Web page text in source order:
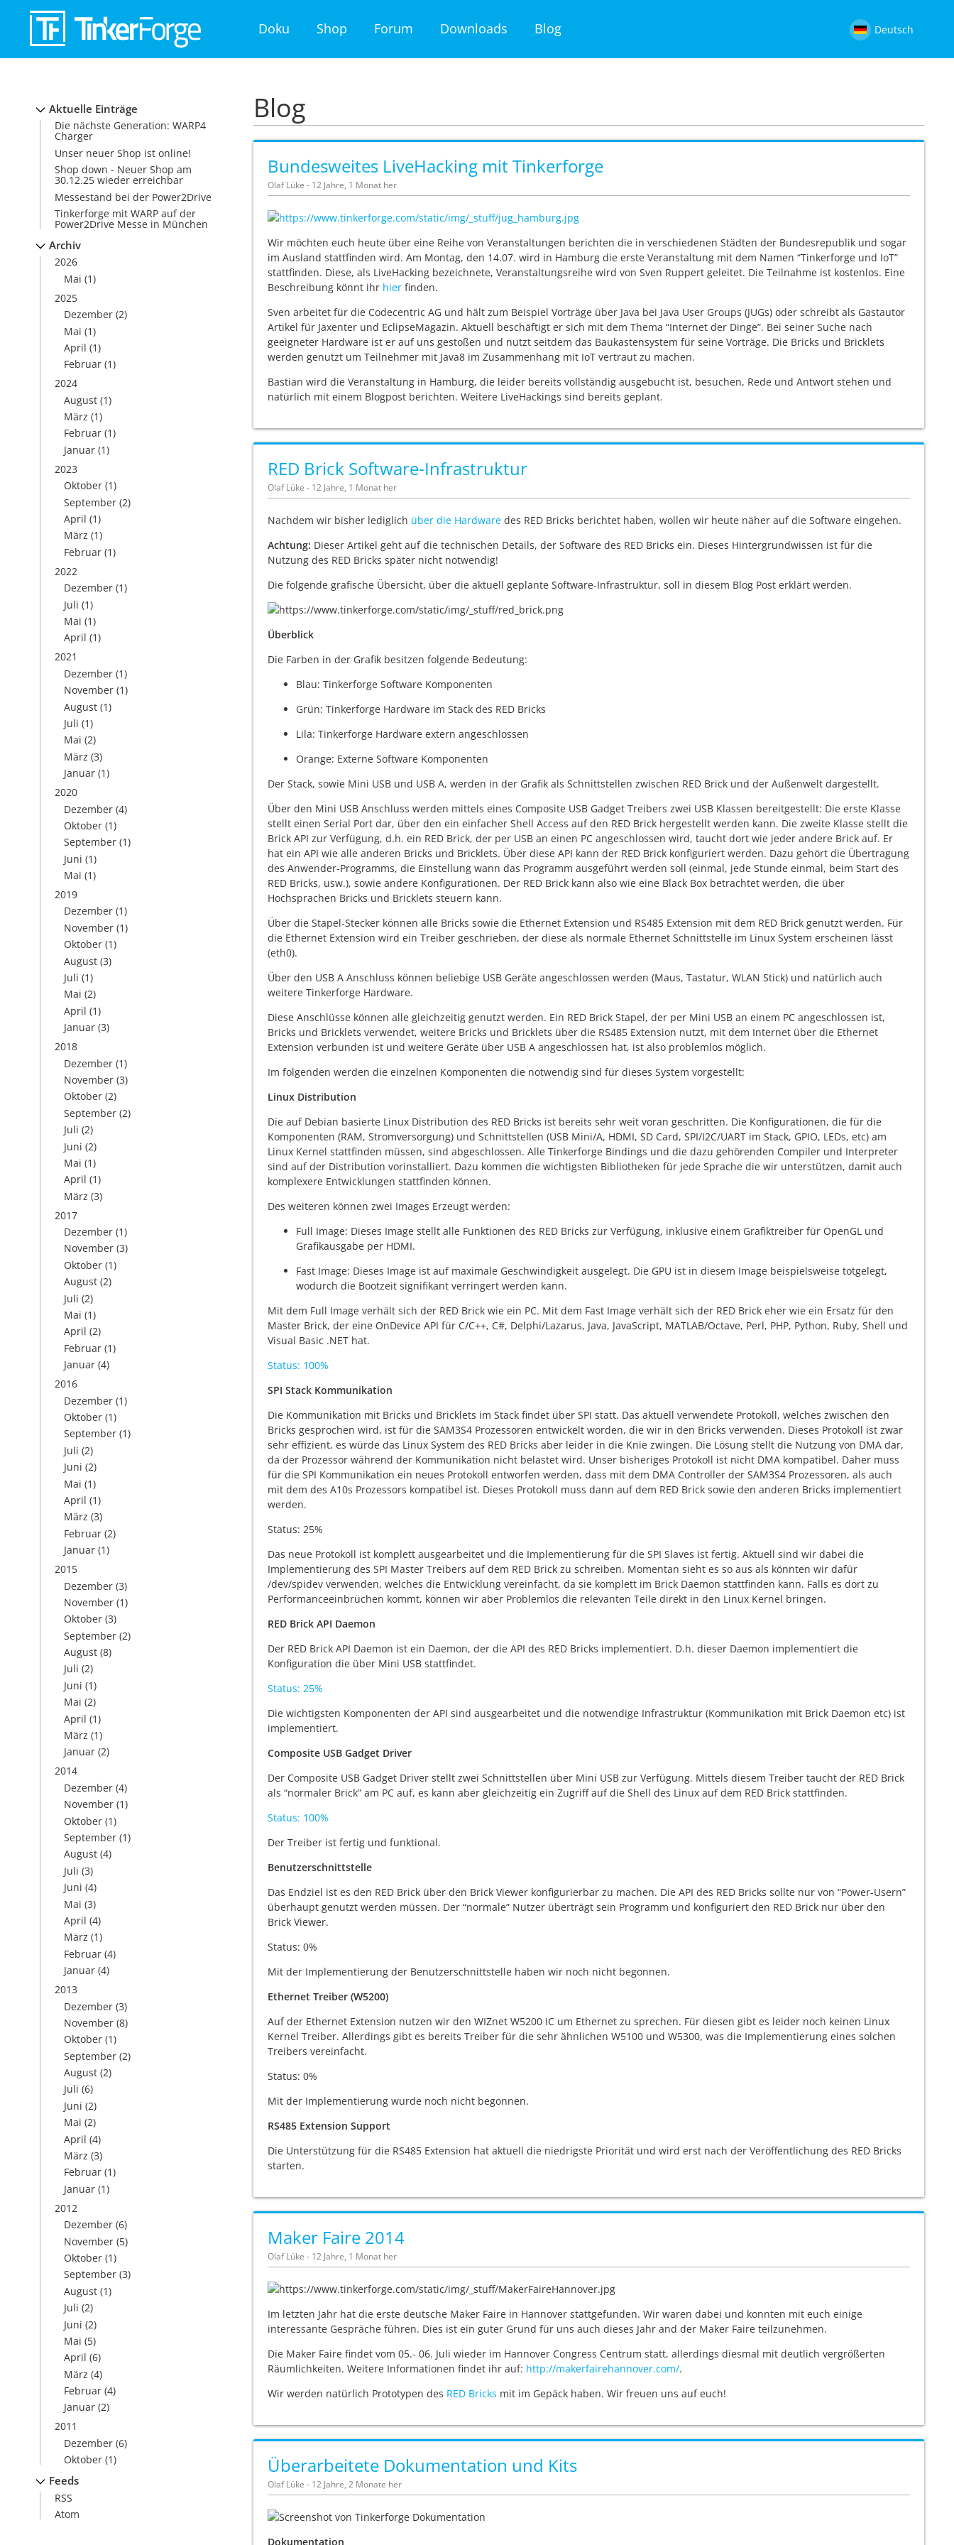
Doku Shop Forum Downloads Blog Deutsch
Aktuelle Einträge
Die nächste Generation: WARP4
Charger
Unser neuer Shop ist online!
Shop down - Neuer Shop am
30.12.25 wieder erreichbar
Messestand bei der Power2Drive
Tinkerforge mit WARP auf der
Power2Drive Messe in München
Archiv
2026
Mai (1)
2025
Dezember (2)
Mai (1)
April (1)
Februar (1)
2024
August (1)
März (1)
Februar (1)
Januar (1)
2023
Oktober (1)
September (2)
April (1)
März (1)
Februar (1)
2022
Dezember (1)
Juli (1)
Mai (1)
April (1)
2021
Dezember (1)
November (1)
August (1)
Juli (1)
Mai (2)
März (3)
Januar (1)
2020
Dezember (4)
Oktober (1)
September (1)
Juni (1)
Mai (1)
2019
Dezember (1)
November (1)
Oktober (1)
August (3)
Juli (1)
Mai (2)
April (1)
Januar (3)
2018
Dezember (1)
November (3)
Oktober (2)
September (2)
Juli (2)
Juni (2)
Mai (1)
April (1)
März (3)
2017
Dezember (1)
November (3)
Oktober (1)
August (2)
Juli (2)
Mai (1)
April (2)
Februar (1)
Januar (4)
2016
Dezember (1)
Oktober (1)
September (1)
Juli (2)
Juni (2)
Mai (1)
April (1)
März (3)
Februar (2)
Januar (1)
2015
Dezember (3)
November (1)
Oktober (3)
September (2)
August (8)
Juli (2)
Juni (1)
Mai (2)
April (1)
März (1)
Januar (2)
2014
Dezember (4)
November (1)
Oktober (1)
September (1)
August (4)
Juli (3)
Juni (4)
Mai (3)
April (4)
März (1)
Februar (4)
Januar (4)
2013
Dezember (3)
November (8)
Oktober (1)
September (2)
August (2)
Juli (6)
Juni (2)
Mai (2)
April (4)
März (3)
Februar (1)
Januar (1)
2012
Dezember (6)
November (5)
Oktober (1)
September (3)
August (1)
Juli (2)
Juni (2)
Mai (5)
April (6)
März (4)
Februar (4)
Januar (2)
2011
Dezember (6)
Oktober (1)
Feeds
RSS
Atom
Blog
Bundesweites LiveHacking mit Tinkerforge
Olaf Lüke - 12 Jahre, 1 Monat her
Wir möchten euch heute über eine Reihe von Veranstaltungen berichten die in verschiedenen Städten der Bundesrepublik und sogar
im Ausland stattfinden wird. Am Montag, den 14.07. wird in Hamburg die erste Veranstaltung mit dem Namen “Tinkerforge und IoT”
stattfinden. Diese, als LiveHacking bezeichnete, Veranstaltungsreihe wird von Sven Ruppert geleitet. Die Teilnahme ist kostenlos. Eine
Beschreibung könnt ihr hier finden.
Sven arbeitet für die Codecentric AG und hält zum Beispiel Vorträge über Java bei Java User Groups (JUGs) oder schreibt als Gastautor
Artikel für Jaxenter und EclipseMagazin. Aktuell beschäftigt er sich mit dem Thema “Internet der Dinge”. Bei seiner Suche nach
geeigneter Hardware ist er auf uns gestoßen und nutzt seitdem das Baukastensystem für seine Vorträge. Die Bricks und Bricklets
werden genutzt um Teilnehmer mit Java8 im Zusammenhang mit IoT vertraut zu machen.
Bastian wird die Veranstaltung in Hamburg, die leider bereits vollständig ausgebucht ist, besuchen, Rede und Antwort stehen und
natürlich mit einem Blogpost berichten. Weitere LiveHackings sind bereits geplant.
RED Brick Software-Infrastruktur
Olaf Lüke - 12 Jahre, 1 Monat her
Nachdem wir bisher lediglich über die Hardware des RED Bricks berichtet haben, wollen wir heute näher auf die Software eingehen.
Achtung: Dieser Artikel geht auf die technischen Details, der Software des RED Bricks ein. Dieses Hintergrundwissen ist für die
Nutzung des RED Bricks später nicht notwendig!
Die folgende grafische Übersicht, über die aktuell geplante Software-Infrastruktur, soll in diesem Blog Post erklärt werden.
Überblick
Die Farben in der Grafik besitzen folgende Bedeutung:
Blau: Tinkerforge Software Komponenten
Grün: Tinkerforge Hardware im Stack des RED Bricks
Lila: Tinkerforge Hardware extern angeschlossen
Orange: Externe Software Komponenten
Der Stack, sowie Mini USB und USB A, werden in der Grafik als Schnittstellen zwischen RED Brick und der Außenwelt dargestellt.
Über den Mini USB Anschluss werden mittels eines Composite USB Gadget Treibers zwei USB Klassen bereitgestellt: Die erste Klasse
stellt einen Serial Port dar, über den ein einfacher Shell Access auf den RED Brick hergestellt werden kann. Die zweite Klasse stellt die
Brick API zur Verfügung, d.h. ein RED Brick, der per USB an einen PC angeschlossen wird, taucht dort wie jeder andere Brick auf. Er
hat ein API wie alle anderen Bricks und Bricklets. Über diese API kann der RED Brick konfiguriert werden. Dazu gehört die Übertragung
des Anwender-Programms, die Einstellung wann das Programm ausgeführt werden soll (einmal, jede Stunde einmal, beim Start des
RED Bricks, usw.), sowie andere Konfigurationen. Der RED Brick kann also wie eine Black Box betrachtet werden, die über
Hochsprachen Bricks und Bricklets steuern kann.
Über die Stapel-Stecker können alle Bricks sowie die Ethernet Extension und RS485 Extension mit dem RED Brick genutzt werden. Für
die Ethernet Extension wird ein Treiber geschrieben, der diese als normale Ethernet Schnittstelle im Linux System erscheinen lässt
(eth0).
Über den USB A Anschluss können beliebige USB Geräte angeschlossen werden (Maus, Tastatur, WLAN Stick) und natürlich auch
weitere Tinkerforge Hardware.
Diese Anschlüsse können alle gleichzeitig genutzt werden. Ein RED Brick Stapel, der per Mini USB an einem PC angeschlossen ist,
Bricks und Bricklets verwendet, weitere Bricks und Bricklets über die RS485 Extension nutzt, mit dem Internet über die Ethernet
Extension verbunden ist und weitere Geräte über USB A angeschlossen hat, ist also problemlos möglich.
Im folgenden werden die einzelnen Komponenten die notwendig sind für dieses System vorgestellt:
Linux Distribution
Die auf Debian basierte Linux Distribution des RED Bricks ist bereits sehr weit voran geschritten. Die Konfigurationen, die für die
Komponenten (RAM, Stromversorgung) und Schnittstellen (USB Mini/A, HDMI, SD Card, SPI/I2C/UART im Stack, GPIO, LEDs, etc) am
Linux Kernel stattfinden müssen, sind abgeschlossen. Alle Tinkerforge Bindings und die dazu gehörenden Compiler und Interpreter
sind auf der Distribution vorinstalliert. Dazu kommen die wichtigsten Bibliotheken für jede Sprache die wir unterstützen, damit auch
komplexere Entwicklungen stattfinden können.
Des weiteren können zwei Images Erzeugt werden:
Full Image: Dieses Image stellt alle Funktionen des RED Bricks zur Verfügung, inklusive einem Grafiktreiber für OpenGL und
Grafikausgabe per HDMI.
Fast Image: Dieses Image ist auf maximale Geschwindigkeit ausgelegt. Die GPU ist in diesem Image beispielsweise totgelegt,
wodurch die Bootzeit signifikant verringert werden kann.
Mit dem Full Image verhält sich der RED Brick wie ein PC. Mit dem Fast Image verhält sich der RED Brick eher wie ein Ersatz für den
Master Brick, der eine OnDevice API für C/C++, C#, Delphi/Lazarus, Java, JavaScript, MATLAB/Octave, Perl, PHP, Python, Ruby, Shell und
Visual Basic .NET hat.
Status: 100%
SPI Stack Kommunikation
Die Kommunikation mit Bricks und Bricklets im Stack findet über SPI statt. Das aktuell verwendete Protokoll, welches zwischen den
Bricks gesprochen wird, ist für die SAM3S4 Prozessoren entwickelt worden, die wir in den Bricks verwenden. Dieses Protokoll ist zwar
sehr effizient, es würde das Linux System des RED Bricks aber leider in die Knie zwingen. Die Lösung stellt die Nutzung von DMA dar,
da der Prozessor während der Kommunikation nicht belastet wird. Unser bisheriges Protokoll ist nicht DMA kompatibel. Daher muss
für die SPI Kommunikation ein neues Protokoll entworfen werden, dass mit dem DMA Controller der SAM3S4 Prozessoren, als auch
mit dem des A10s Prozessors kompatibel ist. Dieses Protokoll muss dann auf dem RED Brick sowie den anderen Bricks implementiert
werden.
Status: 25%
Das neue Protokoll ist komplett ausgearbeitet und die Implementierung für die SPI Slaves ist fertig. Aktuell sind wir dabei die
Implementierung des SPI Master Treibers auf dem RED Brick zu schreiben. Momentan sieht es so aus als könnten wir dafür
/dev/spidev verwenden, welches die Entwicklung vereinfacht, da sie komplett im Brick Daemon stattfinden kann. Falls es dort zu
Performanceeinbrüchen kommt, können wir aber Problemlos die relevanten Teile direkt in den Linux Kernel bringen.
RED Brick API Daemon
Der RED Brick API Daemon ist ein Daemon, der die API des RED Bricks implementiert. D.h. dieser Daemon implementiert die
Konfiguration die über Mini USB stattfindet.
Status: 25%
Die wichtigsten Komponenten der API sind ausgearbeitet und die notwendige Infrastruktur (Kommunikation mit Brick Daemon etc) ist
implementiert.
Composite USB Gadget Driver
Der Composite USB Gadget Driver stellt zwei Schnittstellen über Mini USB zur Verfügung. Mittels diesem Treiber taucht der RED Brick
als “normaler Brick” am PC auf, es kann aber gleichzeitig ein Zugriff auf die Shell des Linux auf dem RED Brick stattfinden.
Status: 100%
Der Treiber ist fertig und funktional.
Benutzerschnittstelle
Das Endziel ist es den RED Brick über den Brick Viewer konfigurierbar zu machen. Die API des RED Bricks sollte nur von “Power-Usern”
überhaupt genutzt werden müssen. Der “normale” Nutzer überträgt sein Programm und konfiguriert den RED Brick nur über den
Brick Viewer.
Status: 0%
Mit der Implementierung der Benutzerschnittstelle haben wir noch nicht begonnen.
Ethernet Treiber (W5200)
Auf der Ethernet Extension nutzen wir den WIZnet W5200 IC um Ethernet zu sprechen. Für diesen gibt es leider noch keinen Linux
Kernel Treiber. Allerdings gibt es bereits Treiber für die sehr ähnlichen W5100 und W5300, was die Implementierung eines solchen
Treibers vereinfacht.
Status: 0%
Mit der Implementierung wurde noch nicht begonnen.
RS485 Extension Support
Die Unterstützung für die RS485 Extension hat aktuell die niedrigste Priorität und wird erst nach der Veröffentlichung des RED Bricks
starten.
Maker Faire 2014
Olaf Lüke - 12 Jahre, 1 Monat her
Im letzten Jahr hat die erste deutsche Maker Faire in Hannover stattgefunden. Wir waren dabei und konnten mit euch einige
interessante Gespräche führen. Dies ist ein guter Grund für uns auch dieses Jahr and der Maker Faire teilzunehmen.
Die Maker Faire findet vom 05.- 06. Juli wieder im Hannover Congress Centrum statt, allerdings diesmal mit deutlich vergrößerten
Räumlichkeiten. Weitere Informationen findet ihr auf: http://makerfairehannover.com/.
Wir werden natürlich Prototypen des RED Bricks mit im Gepäck haben. Wir freuen uns auf euch!
Überarbeitete Dokumentation und Kits
Olaf Lüke - 12 Jahre, 2 Monate her
Dokumentation